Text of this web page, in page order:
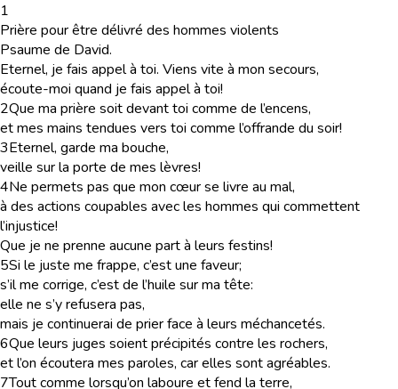
1
Prière pour être délivré des hommes violents
Psaume de David.
Eternel, je fais appel à toi. Viens vite à mon secours,
écoute-moi quand je fais appel à toi!
2Que ma prière soit devant toi comme de l’encens,
et mes mains tendues vers toi comme l’offrande du soir!
3Eternel, garde ma bouche,
veille sur la porte de mes lèvres!
4Ne permets pas que mon cœur se livre au mal,
à des actions coupables avec les hommes qui commettent
l’injustice!
Que je ne prenne aucune part à leurs festins!
5Si le juste me frappe, c’est une faveur;
s’il me corrige, c’est de l’huile sur ma tête:
elle ne s’y refusera pas,
mais je continuerai de prier face à leurs méchancetés.
6Que leurs juges soient précipités contre les rochers,
et l’on écoutera mes paroles, car elles sont agréables.
7Tout comme lorsqu’on laboure et fend la terre,